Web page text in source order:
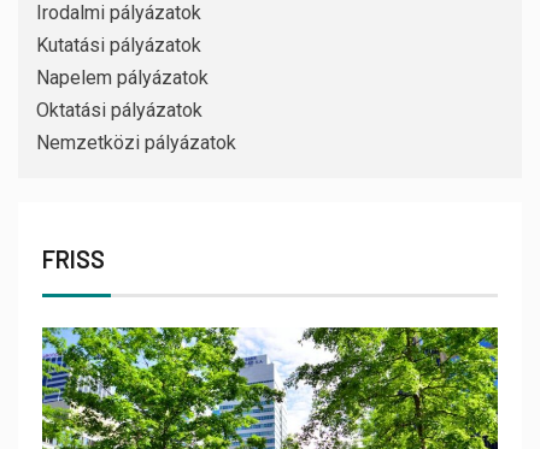
Irodalmi pályázatok
Kutatási pályázatok
Napelem pályázatok
Oktatási pályázatok
Nemzetközi pályázatok
FRISS